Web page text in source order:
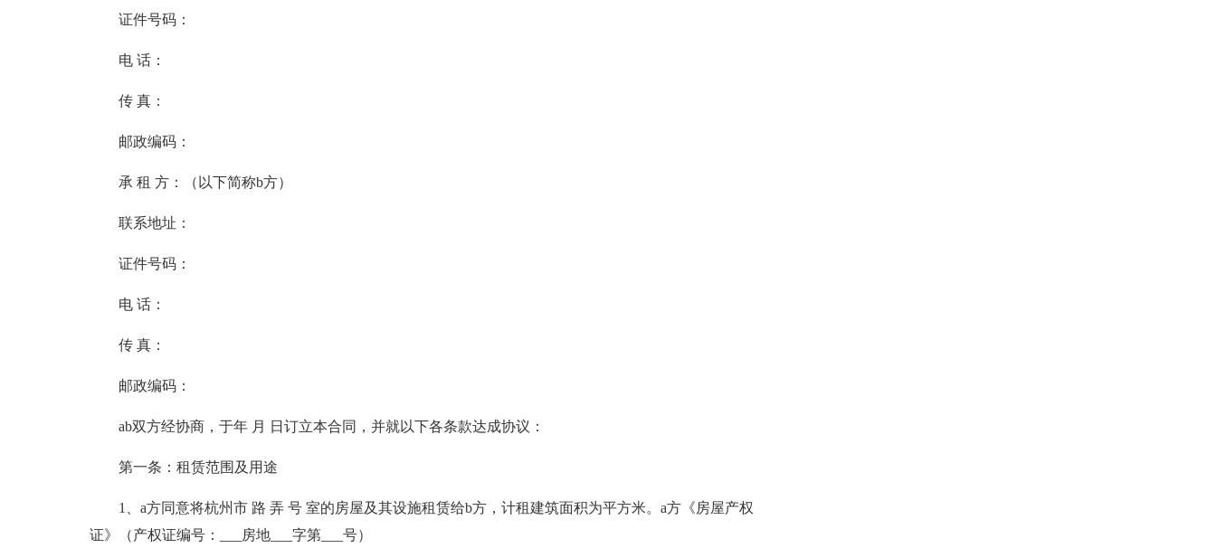
证件号码：
电 话：
传 真：
邮政编码：
承 租 方：（以下简称b方）
联系地址：
证件号码：
电 话：
传 真：
邮政编码：
ab双方经协商，于年 月 日订立本合同，并就以下各条款达成协议：
第一条：租赁范围及用途
1、a方同意将杭州市 路 弄 号 室的房屋及其设施租赁给b方，计租建筑面积为平方米。a方《房屋产权
证》（产权证编号：___房地___字第___号）